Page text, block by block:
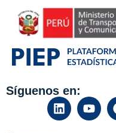
Síguenos en: